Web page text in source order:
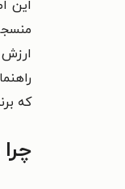
این
که